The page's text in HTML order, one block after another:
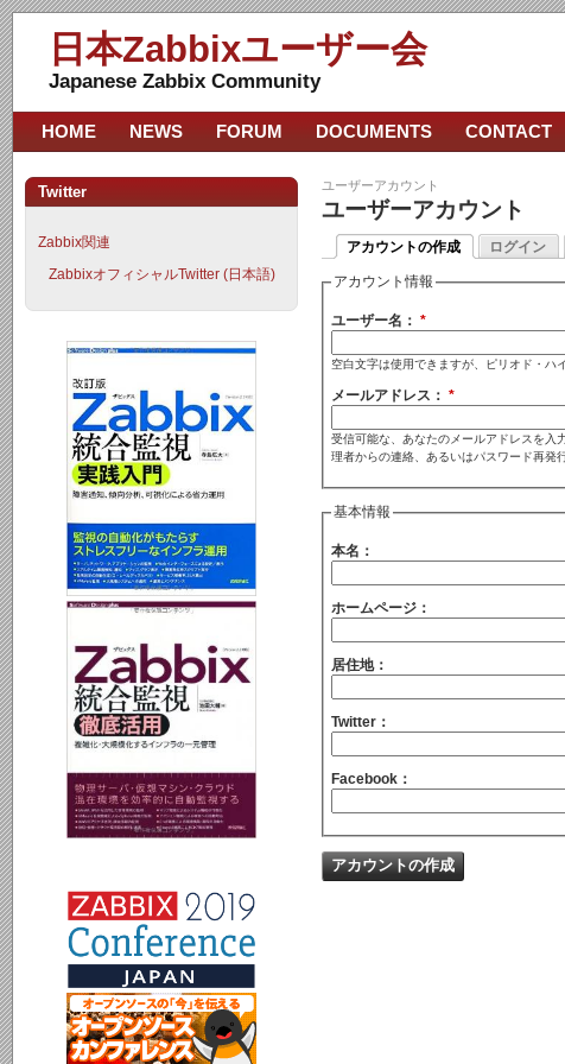
日本Zabbixユーザー会
Japanese Zabbix Community
ユーザーアカウント
ユーザーアカウント
アカウントの作成 ログイン
アカウント情報
ユーザー名： *
空白文字は使用できますが、ピリオド・ハ
メールアドレス： *
受信可能な、あなたのメールアドレスを入
理者からの連絡、あるいはパスワード再発
基本情報
本名：
ホームページ：
居住地：
Twitter：
Facebook：
HOME NEWS FORUM DOCUMENTS CONTACT
Twitter
Zabbix関連
ZabbixオフィシャルTwitter (日本語)